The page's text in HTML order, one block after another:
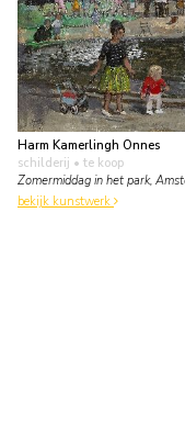
Harm Kamerlingh Onnes
schilderij • te koop
Zomermiddag in het park,
bekijk kunstwerk